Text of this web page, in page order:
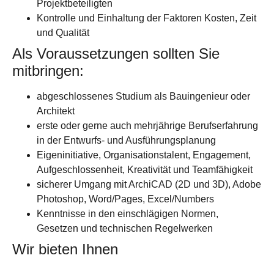
Projektbeteiligten
Kontrolle und Einhaltung der Faktoren Kosten, Zeit
und Qualität
Als Voraussetzungen sollten Sie
mitbringen:
abgeschlossenes Studium als Bauingenieur oder
Architekt
erste oder gerne auch mehrjährige Berufserfahrung
in der Entwurfs- und Ausführungsplanung
Eigeninitiative, Organisationstalent, Engagement,
Aufgeschlossenheit, Kreativität und Teamfähigkeit
sicherer Umgang mit ArchiCAD (2D und 3D), Adobe
Photoshop, Word/Pages, Excel/Numbers
Kenntnisse in den einschlägigen Normen,
Gesetzen und technischen Regelwerken
Wir bieten Ihnen